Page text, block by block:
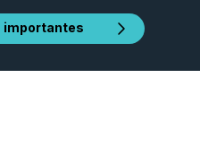
importantes